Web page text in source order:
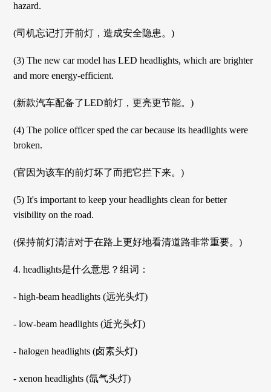
hazard.
(司机忘记打开前灯，造成安全隐患。)
(3) The new car model has LED headlights, which are brighter
and more energy-efficient.
(新款汽车配备了LED前灯，更亮更节能。)
(4) The police officer sped the car because its headlights were
broken.
(官因为该车的前灯坏了而把它拦下来。)
(5) It's important to keep your headlights clean for better
visibility on the road.
(保持前灯清洁对于在路上更好地看清道路非常重要。)
4. headlights是什么意思？组词：
- high-beam headlights (远光头灯)
- low-beam headlights (近光头灯)
- halogen headlights (卤素头灯)
- xenon headlights (氙气头灯)